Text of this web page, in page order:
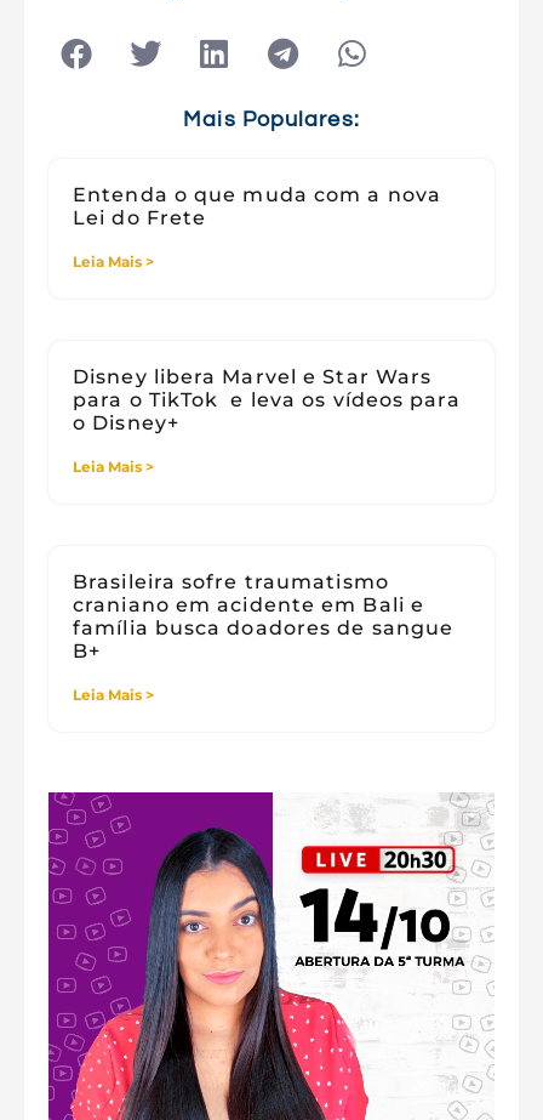
Tecnologia
Mais Populares:
Entenda o que muda com a nova
Lei do Frete
Leia Mais >
Disney libera Marvel e Star Wars
para o TikTok e leva os vídeos para
o Disney+
Leia Mais >
Brasileira sofre traumatismo
craniano em acidente em Bali e
família busca doadores de sangue
B+
Leia Mais >